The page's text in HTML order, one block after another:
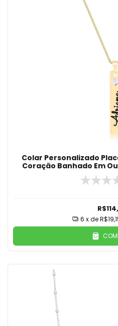
Colar Personalizado
Coração Banhado Em
6 x de